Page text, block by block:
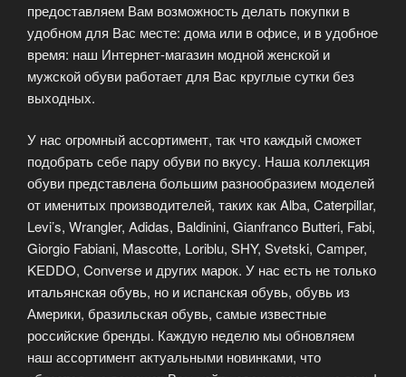
предоставляем Вам возможность делать покупки в
удобном для Вас месте: дома или в офисе, и в удобное
время: наш Интернет-магазин модной женской и
мужской обуви работает для Вас круглые сутки без
выходных.
У нас огромный ассортимент, так что каждый сможет
подобрать себе пару обуви по вкусу. Наша коллекция
обуви представлена большим разнообразием моделей
от именитых производителей, таких как Alba, Caterpillar,
Levi’s, Wrangler, Adidas, Baldinini, Gianfranco Butteri, Fabi,
Giorgio Fabiani, Mascotte, Loriblu, SHY, Svetski, Camper,
KEDDO, Converse и других марок. У нас есть не только
итальянская обувь, но и испанская обувь, обувь из
Америки, бразильская обувь, самые известные
российские бренды. Каждую неделю мы обновляем
наш ассортимент актуальными новинками, что